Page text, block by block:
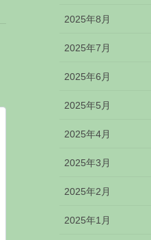
2025年8月
2025年7月
2025年6月
2025年5月
2025年4月
2025年3月
2025年2月
2025年1月